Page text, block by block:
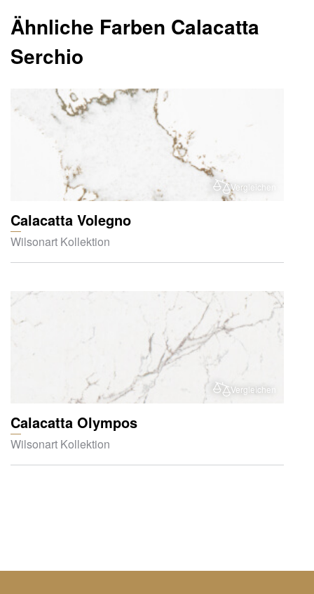
Ähnliche Farben Calacatta
Serchio
Vergleichen
Calacatta Volegno
Wilsonart Kollektion
Vergleichen
Calacatta Olympos
Wilsonart Kollektion